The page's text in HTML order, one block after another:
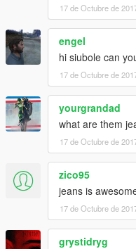
17 de Octubre de
engel
hi siubole can
17 de Octubre de
yourgrandad
what are them
17 de Octubre de
zico95
jeans is
17 de Octubre de
grystidryg